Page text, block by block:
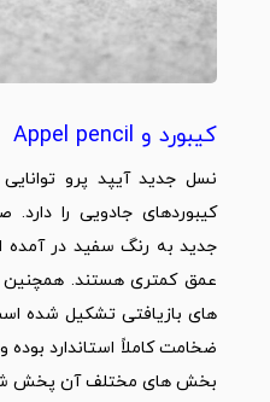
کیبورد و Appel pencil
کیبوردهای جادویی را
جدید به رنگ سفید در آمده
عمق کمتری هستند. همچنین
ضخامت کاملاً استاندارد
بخش های مختلف آن پخش